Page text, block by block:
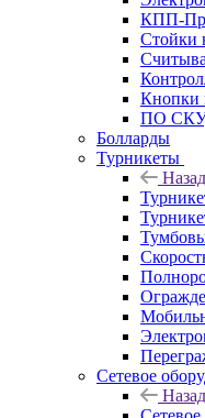
КПП-
Стойки
Кнопки
ПО
Болларды
Турникеты
Назад
Сетевое
Назад